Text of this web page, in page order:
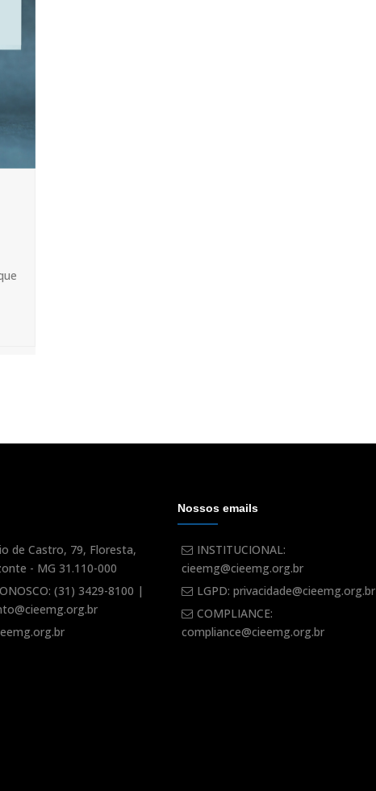
de Castro, 79, Floresta,
- MG 31.110-000
(31) 3429-8100 |
Nossos emails
INSTITUCIONAL:
cieemg@cieemg.org.br
LGPD: privacidade@cieemg.org.br
COMPLIANCE:
compliance@cieemg.org.br